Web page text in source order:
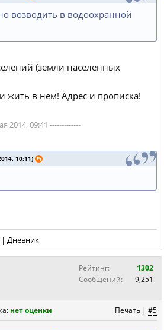
возводить в водоохранной
(земли населенных
жить в нем! Адрес и прописка!
2014, 09:41 -------------
10:11)
| Дневник
Рейтинг:
1302
Сообщений:
9,251
Печать | #5
нет оценки